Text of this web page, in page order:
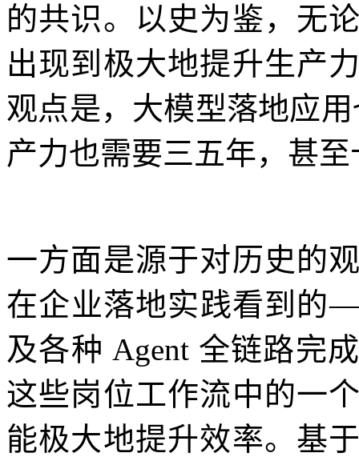
的共识。以史为鉴，无
出现到极大地提升生产
观点是，大模型落地应
产力也需要三五年，甚
一方面是源于对历史的
在企业落地实践看到的
及各种 Agent 全链路完
这些岗位工作流中的一
能极大地提升效率。基